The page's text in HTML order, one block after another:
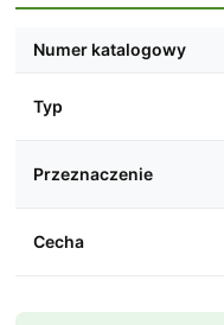
Numer katalogowy
Typ
Przeznaczenie
Cecha